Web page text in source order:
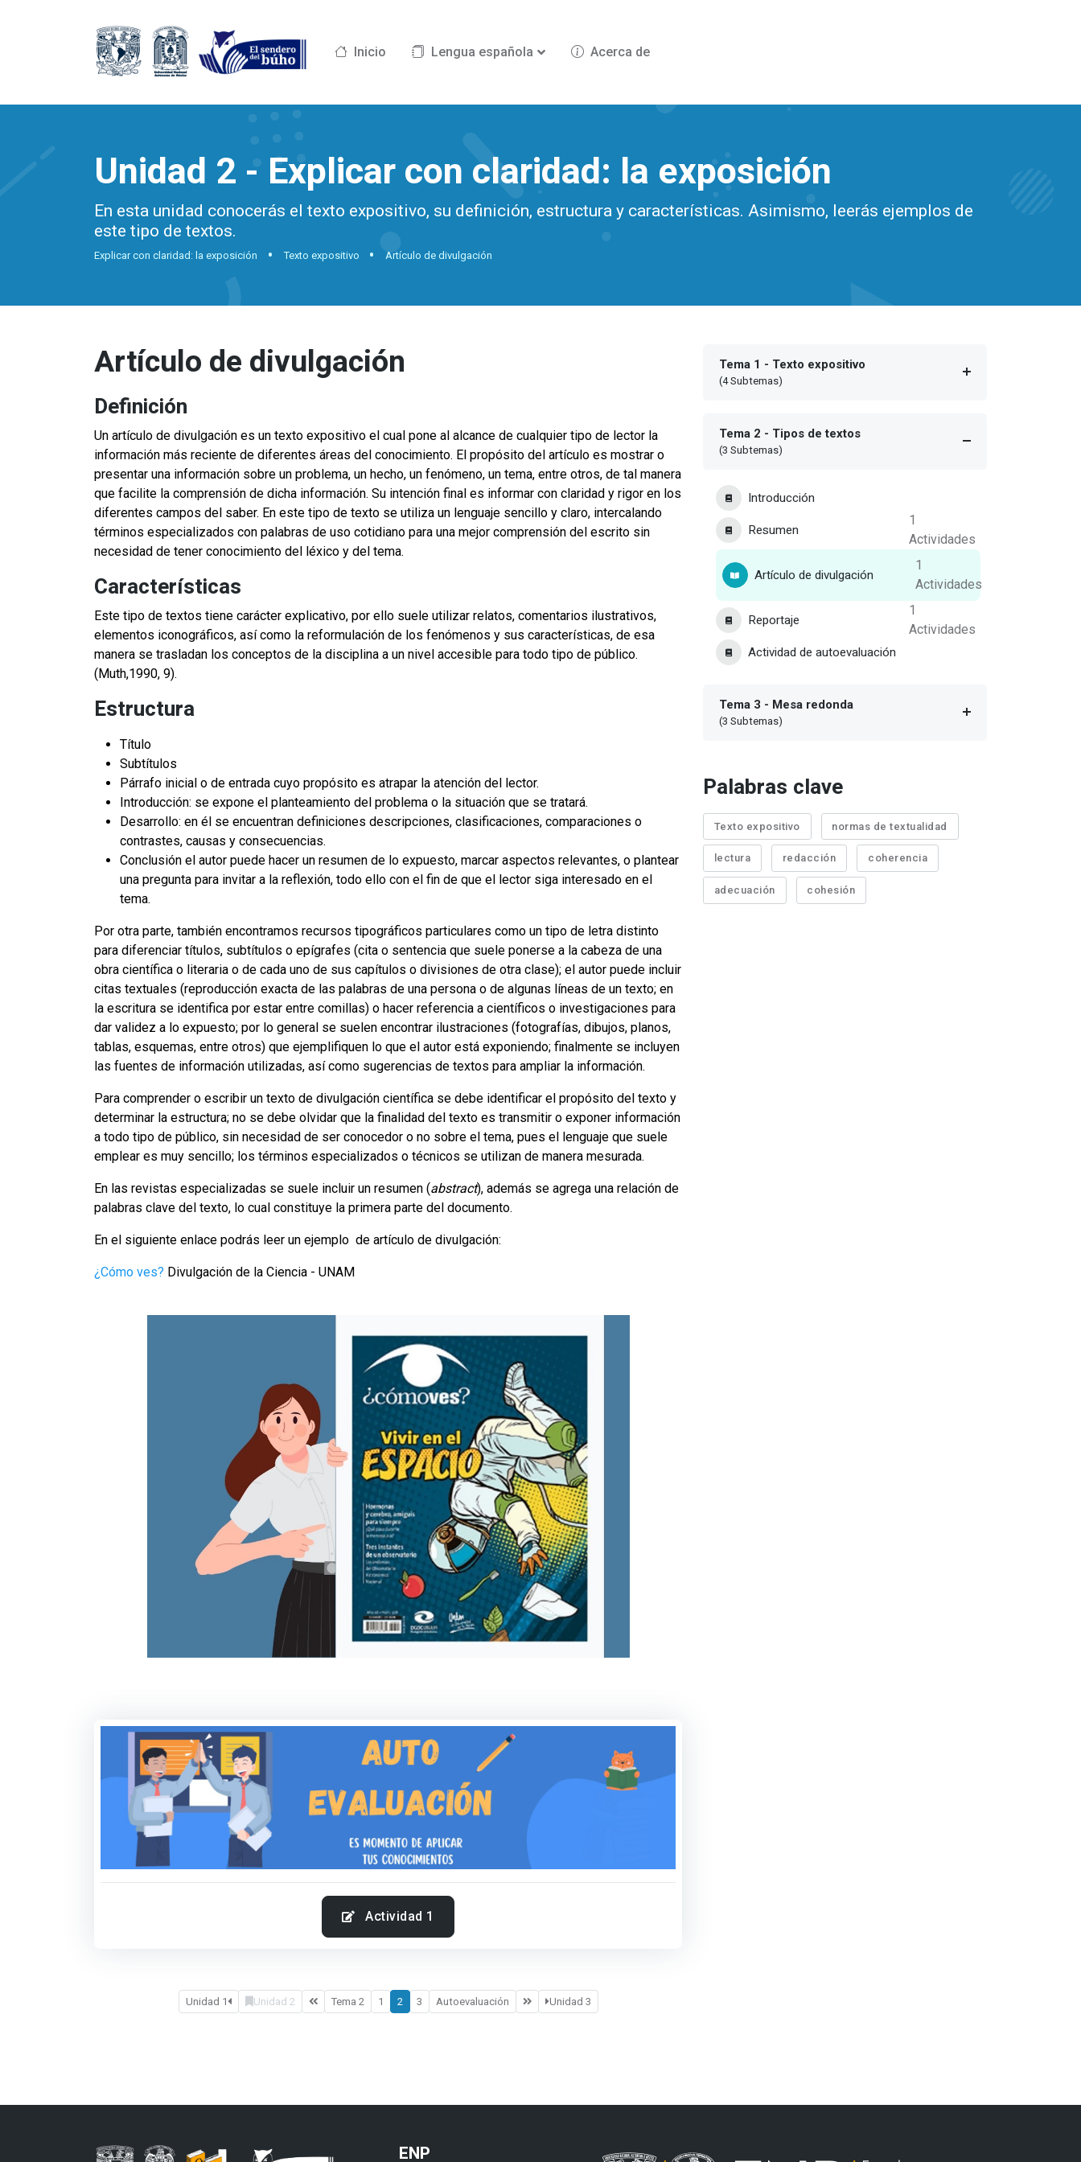
Inicio Lengua española Acerca de
Unidad 2 - Explicar con claridad: la exposición
En esta unidad conocerás el texto expositivo, su definición, estructura y características. Asimismo, leerás ejemplos de
este tipo de textos.
Explicar con claridad: la exposición Texto expositivo Artículo de divulgación
Artículo de divulgación
Definición
Un artículo de divulgación es un texto expositivo el cual pone al alcance de cualquier tipo de lector la
información más reciente de diferentes áreas del conocimiento. El propósito del artículo es mostrar o
presentar una información sobre un problema, un hecho, un fenómeno, un tema, entre otros, de tal manera
que facilite la comprensión de dicha información. Su intención final es informar con claridad y rigor en los
diferentes campos del saber. En este tipo de texto se utiliza un lenguaje sencillo y claro, intercalando
términos especializados con palabras de uso cotidiano para una mejor comprensión del escrito sin
necesidad de tener conocimiento del léxico y del tema.
Características
Este tipo de textos tiene carácter explicativo, por ello suele utilizar relatos, comentarios ilustrativos,
elementos iconográficos, así como la reformulación de los fenómenos y sus características, de esa
manera se trasladan los conceptos de la disciplina a un nivel accesible para todo tipo de público.
(Muth,1990, 9).
Estructura
Título
Subtítulos
Párrafo inicial o de entrada cuyo propósito es atrapar la atención del lector.
Introducción: se expone el planteamiento del problema o la situación que se tratará.
Desarrollo: en él se encuentran definiciones descripciones, clasificaciones, comparaciones o
contrastes, causas y consecuencias.
Conclusión el autor puede hacer un resumen de lo expuesto, marcar aspectos relevantes, o plantear
una pregunta para invitar a la reflexión, todo ello con el fin de que el lector siga interesado en el
tema.
Por otra parte, también encontramos recursos tipográficos particulares como un tipo de letra distinto
para diferenciar títulos, subtítulos o epígrafes (cita o sentencia que suele ponerse a la cabeza de una
obra científica o literaria o de cada uno de sus capítulos o divisiones de otra clase); el autor puede incluir
citas textuales (reproducción exacta de las palabras de una persona o de algunas líneas de un texto; en
la escritura se identifica por estar entre comillas) o hacer referencia a científicos o investigaciones para
dar validez a lo expuesto; por lo general se suelen encontrar ilustraciones (fotografías, dibujos, planos,
tablas, esquemas, entre otros) que ejemplifiquen lo que el autor está exponiendo; finalmente se incluyen
las fuentes de información utilizadas, así como sugerencias de textos para ampliar la información.
Para comprender o escribir un texto de divulgación científica se debe identificar el propósito del texto y
determinar la estructura; no se debe olvidar que la finalidad del texto es transmitir o exponer información
a todo tipo de público, sin necesidad de ser conocedor o no sobre el tema, pues el lenguaje que suele
emplear es muy sencillo; los términos especializados o técnicos se utilizan de manera mesurada.
En las revistas especializadas se suele incluir un resumen (abstract), además se agrega una relación de
palabras clave del texto, lo cual constituye la primera parte del documento.
En el siguiente enlace podrás leer un ejemplo de artículo de divulgación:
¿Cómo ves? Divulgación de la Ciencia - UNAM
Actividad 1
Unidad 1 Unidad 2 Tema 2 1 2 3 Autoevaluación Unidad 3
Tema 1 - Texto expositivo
(4 Subtemas)
Tema 2 - Tipos de textos
(3 Subtemas)
Introducción
Resumen
1
Actividades
Artículo de divulgación
1
Actividades
Reportaje
1
Actividades
Actividad de autoevaluación
Tema 3 - Mesa redonda
(3 Subtemas)
Palabras clave
Texto expositivo normas de textualidad
lectura redacción coherencia
adecuación cohesión
ENP